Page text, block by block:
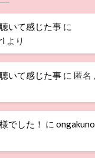
いて感じた事に
より
いて感じた事に 匿名
でした！ に ongakuno